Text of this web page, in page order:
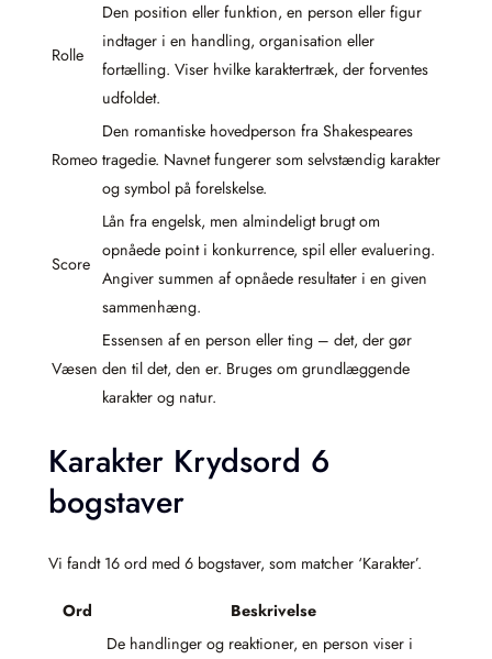
Rolle
Den position eller funktion, en person eller figur
indtager i en handling, organisation eller
fortælling. Viser hvilke karaktertræk, der forventes
udfoldet.
Romeo
Den romantiske hovedperson fra Shakespeares
tragedie. Navnet fungerer som selvstændig karakter
og symbol på forelskelse.
Score
Lån fra engelsk, men almindeligt brugt om
opnåede point i konkurrence, spil eller evaluering.
Angiver summen af opnåede resultater i en given
sammenhæng.
Væsen
Essensen af en person eller ting – det, der gør
den til det, den er. Bruges om grundlæggende
karakter og natur.
Karakter Krydsord 6
bogstaver
Vi fandt 16 ord med 6 bogstaver, som matcher ‘Karakter’.
Ord Beskrivelse
De handlinger og reaktioner, en person viser i